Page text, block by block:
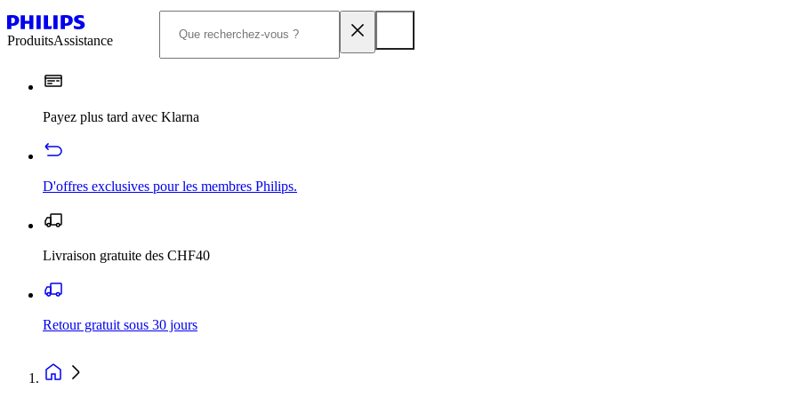
ProduitsAssistance
Payez plus tard avec Klarna
D'offres exclusives pour les membres Philips.
Livraison gratuite des CHF40
Retour gratuit sous 30 jours